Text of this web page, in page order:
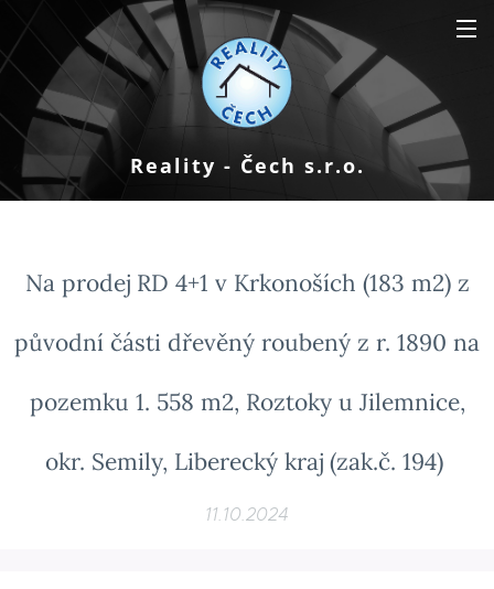
Reality - Čech s.r.o.
Na prodej RD 4+1 v Krkonoších (183 m2) z
původní části dřevěný roubený z r. 1890 na
pozemku 1. 558 m2, Roztoky u Jilemnice,
okr. Semily, Liberecký kraj (zak.č. 194)
11.10.2024